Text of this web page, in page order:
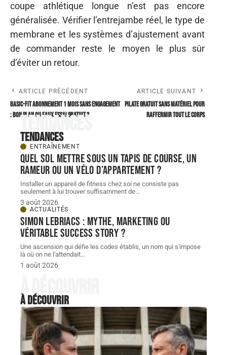
coupe athlétique longue n’est pas encore
généralisée. Vérifier l’entrejambe réel, le type de
membrane et les systèmes d’ajustement avant
de commander reste le moyen le plus sûr
d’éviter un retour.
ARTICLE PRÉCÉDENT
Basic-Fit abonnement 1 mois sans engagement
: bon plan ou faux essai gratuit ?
ARTICLE SUIVANT
Pilate gratuit sans matériel pour
raffermir tout le corps
Tendances
Tendances
ENTRAÎNEMENT
Quel sol mettre sous un tapis de course, un
rameur ou un vélo d’appartement ?
Installer un appareil de fitness chez soi ne consiste pas
seulement à lui trouver suffisamment de…
3 août 2026
ACTUALITÉS
Simon Lebriacs : mythe, marketing ou
véritable success story ?
Une ascension qui défie les codes établis, un nom qui s'impose
là où on ne l'attendait…
1 août 2026
À découvrir
À découvrir